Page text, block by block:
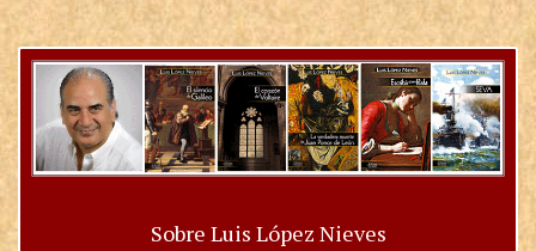
Sobre Luis López Nieves